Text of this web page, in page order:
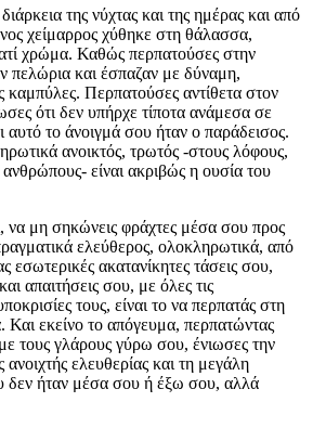
της νύχτας και της ημέρας και από
χείμαρρος χύθηκε στη θάλασσα,
χρώμα. Καθώς περπατούσες στην
πελώρια και έσπαζαν με δύναμη,
καμπύλες. Περπατούσες αντίθετα στον
ότι δεν υπήρχε τίποτα ανάμεσα σε
αυτό το άνοιγμά σου ήταν ο παράδεισος.
ανοικτός, τρωτός -στους λόφους,
είναι ακριβώς η ουσία του
να μη σηκώνεις φράχτες μέσα σου προς
ελεύθερος, ολοκληρωτικά, από
εσωτερικές ακατανίκητες τάσεις σου,
απαιτήσεις σου, με όλες τις
τους, είναι το να περπατάς στη
Και εκείνο το απόγευμα, περπατώντας
τους γλάρους γύρω σου, ένιωσες την
ελευθερίας και τη μεγάλη
δεν ήταν μέσα σου ή έξω σου, αλλά